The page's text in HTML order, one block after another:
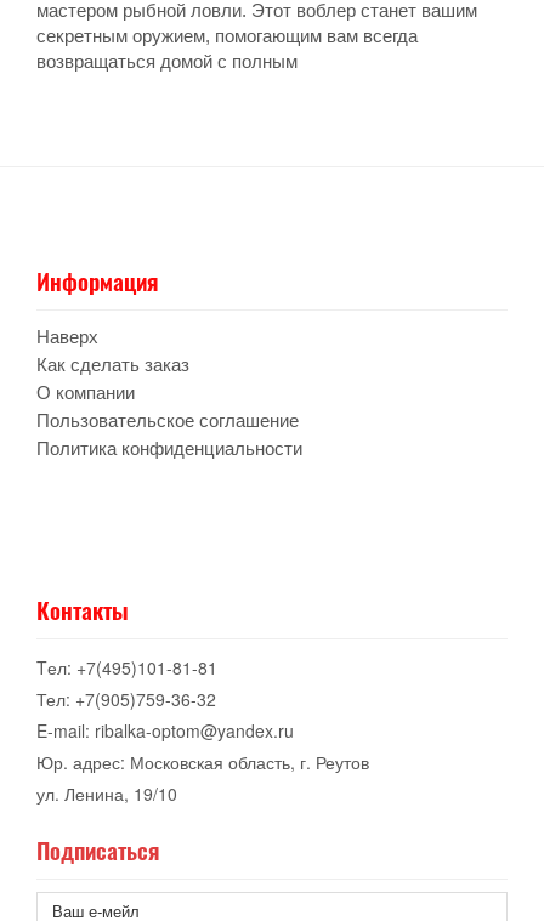
мастером рыбной ловли. Этот воблер станет вашим
секретным оружием, помогающим вам всегда
возвращаться домой с полным
Информация
Наверх
Как сделать заказ
О компании
Пользовательское соглашение
Политика конфиденциальности
Контакты
Tел: +7(495)101-81-81
Тел: +7(905)759-36-32
E-mail: ribalka-optom@yandex.ru
Юр. адрес: Московская область, г. Реутов
ул. Ленина, 19/10
Подписаться